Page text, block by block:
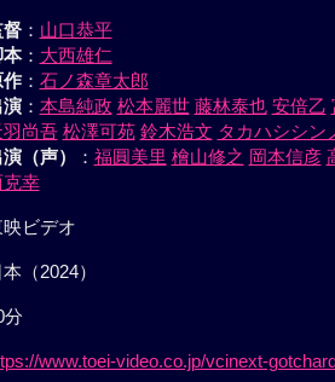
督： 山口恭平
本： 大西雄仁
作： 石ノ森章太郎
演： 本島純政 松本麗世 藤林泰也 安倍乙
羽尚吾 松澤可苑 鈴木浩文 タカハシシン
（声）
： 福圓美里 檜山修之 岡本信彦
克幸
映ビデオ
本（2024）
分
www.toei-video.co.jp/vcinext-